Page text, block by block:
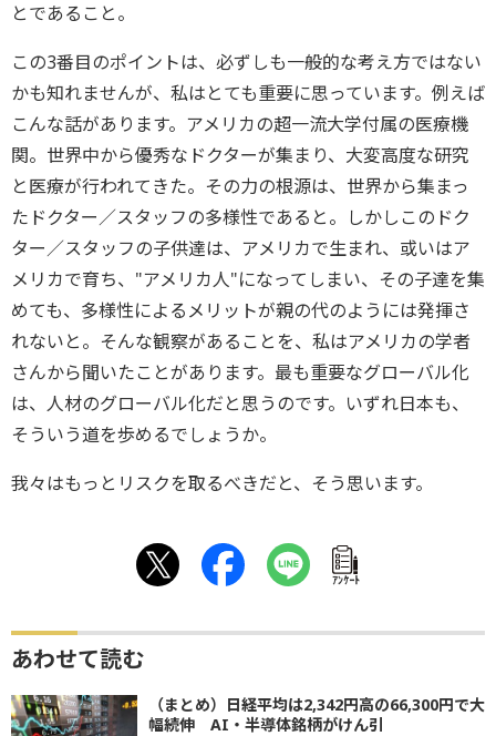
とであること。
この3番目のポイントは、必ずしも一般的な考え方ではない
かも知れませんが、私はとても重要に思っています。例えば
こんな話があります。アメリカの超一流大学付属の医療機
関。世界中から優秀なドクターが集まり、大変高度な研究
と医療が行われてきた。その力の根源は、世界から集まっ
たドクター／スタッフの多様性であると。しかしこのドク
ター／スタッフの子供達は、アメリカで生まれ、或いはア
メリカで育ち、"アメリカ人"になってしまい、その子達を集
めても、多様性によるメリットが親の代のようには発揮さ
れないと。そんな観察があることを、私はアメリカの学者
さんから聞いたことがあります。最も重要なグローバル化
は、人材のグローバル化だと思うのです。いずれ日本も、
そういう道を歩めるでしょうか。
我々はもっとリスクを取るべきだと、そう思います。
ｱﾝｹｰﾄ
あわせて読む
（まとめ）日経平均は2,342円高の66,300円で大
幅続伸 AI・半導体銘柄がけん引